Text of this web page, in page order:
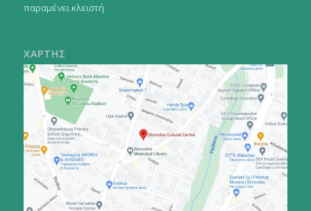
παραμένει κλειστή
ΧΑΡΤΗΣ